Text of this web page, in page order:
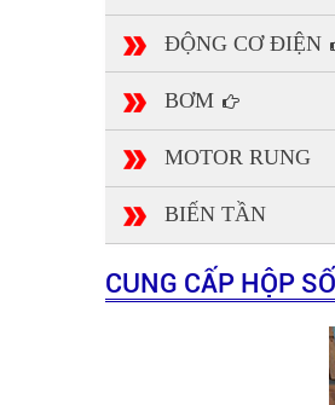
ĐỘNG CƠ ĐIỆN
BƠM
MOTOR RUNG
BIẾN TẦN
CUNG CẤP HỘP